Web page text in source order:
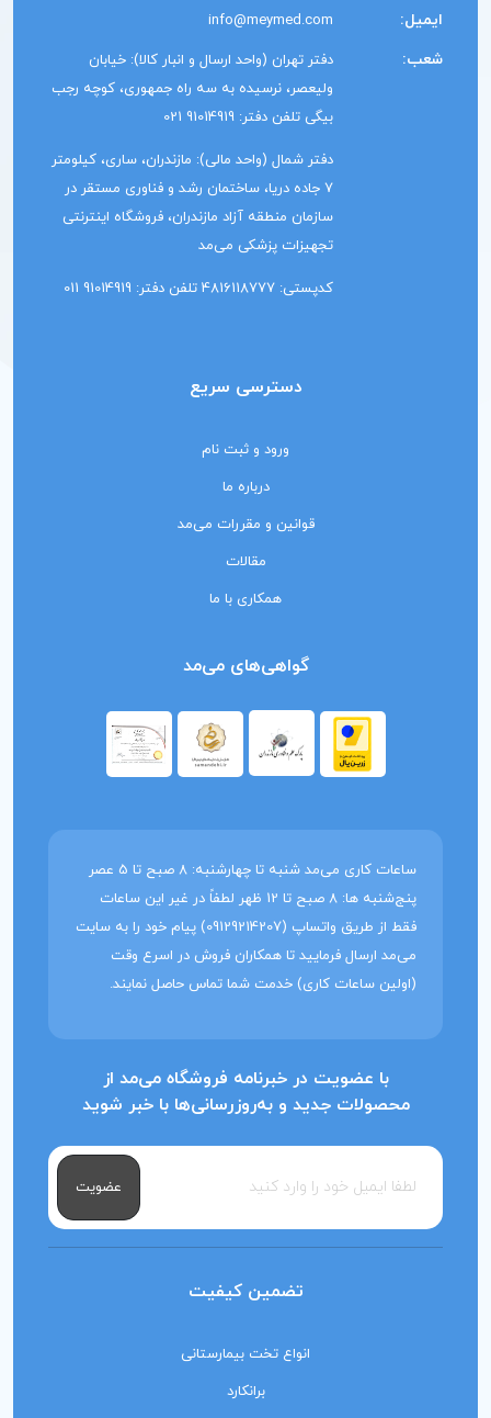
ایمیل: info@meymed.com
شعب:
دفتر تهران (واحد ارسال و انبار کالا): خیابان
ولیعصر، نرسیده به سه راه جمهوری، کوچه رجب
بیگی تلفن دفتر: 91014919 021
دفتر شمال (واحد مالی): مازندران، ساری، کیلومتر
7 جاده دریا، ساختمان رشد و فناوری مستقر در
سازمان منطقه آزاد مازندران، فروشگاه اینترنتی
تجهیزات پزشکی می‌مد
کدپستی: 4816118777 تلفن دفتر: 91014919 011
دسترسی سریع
ورود و ثبت نام
درباره ما
قوانین و مقررات می‌مد
مقالات
همکاری با ما
گواهی‌های می‌مد
ساعات کاری می‌مد شنبه تا چهارشنبه: 8 صبح تا 5 عصر
پنج‌شنبه ها: 8 صبح تا 12 ظهر لطفاً در غیر این ساعات
فقط از طریق واتساپ (09129214207) پیام خود را به سایت
می‌مد ارسال فرمایید تا همکاران فروش در اسرع وقت
(اولین ساعات کاری) خدمت شما تماس حاصل نمایند.
با عضویت در خبرنامه فروشگاه می‌مد از
محصولات جدید و به‌روزرسانی‌ها با خبر شوید
عضویت
تضمین کیفیت
انواع تخت بیمارستانی
برانکارد